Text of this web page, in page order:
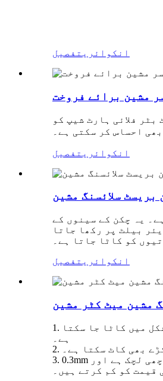
انکوائری تفصیل
مشین برائے فروخت
فلائی ہارٹ شیپ کو
احساس کر سکتی ہے۔
انکوائری تفصیل
سلائسنگ مشین
یہ چکن کے سینوں کے
بیلٹ پر رکھا جاتا
کو کاٹا جاتا ہے۔
انکوائری تفصیل
مشین میٹ کٹر مشین
1. ایک مشین کثیر مقصدی ہے، اور پوری چکن بریسٹ اور گائے کے گوشت کو کٹر سیٹ کو جمع کرکے ایک وقت میں تیتلی کی شکل یا دل کی شکل میں کاٹا جا سکتا
ہے۔
بھی کاٹ سکتا ہے۔
3. 0.3mm کی موٹائی کے ساتھ درآمد شدہ بلیڈ گوشت کے ٹکڑوں کی کٹائی کی سطح کی ہمواری اور یکسانیت کو یقینی بناتے ہیں۔ ان میں اچھی لچک ہے اور
کو کم کرتے ہیں۔